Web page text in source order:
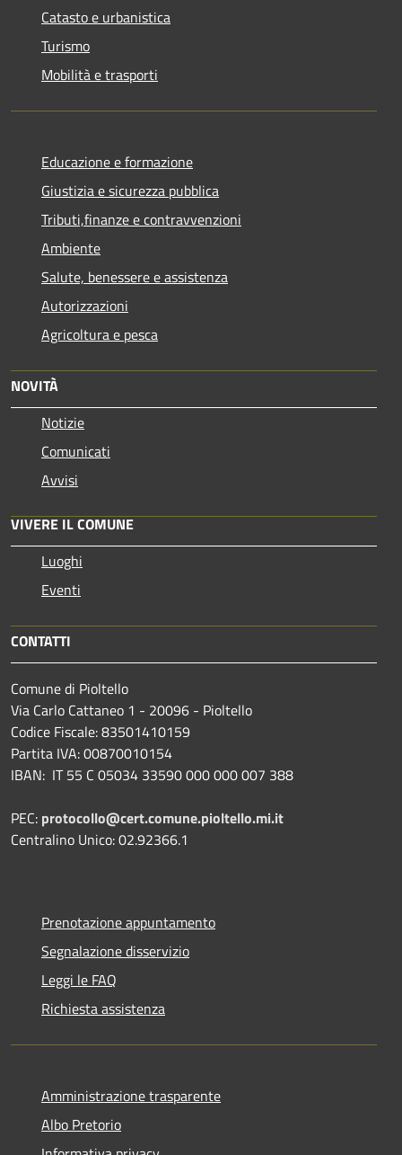
Catasto e urbanistica
Turismo
Mobilità e trasporti
Educazione e formazione
Giustizia e sicurezza pubblica
Tributi,finanze e contravvenzioni
Ambiente
Salute, benessere e assistenza
Autorizzazioni
Agricoltura e pesca
NOVITÀ
Notizie
Comunicati
Avvisi
VIVERE IL COMUNE
Luoghi
Eventi
CONTATTI
Comune di Pioltello
Via Carlo Cattaneo 1 - 20096 - Pioltello
Codice Fiscale: 83501410159
Partita IVA: 00870010154
IBAN: IT 55 C 05034 33590 000 000 007 388
PEC: protocollo@cert.comune.pioltello.mi.it
Centralino Unico: 02.92366.1
Prenotazione appuntamento
Segnalazione disservizio
Leggi le FAQ
Richiesta assistenza
Amministrazione trasparente
Albo Pretorio